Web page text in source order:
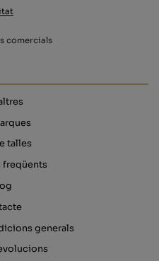
comercials
talles
freqüents
generals